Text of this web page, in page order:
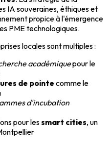
IA souveraines, éthiques et
propice à l'émergence
PME technologiques.
locales sont multiples :
académiquepour le
de pointecomme le
d'incubation
pour lessmart cities, un